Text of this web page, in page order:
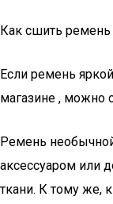
Как сшить ремень
Если ремень
магазине , можно
Ремень
аксессуаром или
ткани. К тому же,